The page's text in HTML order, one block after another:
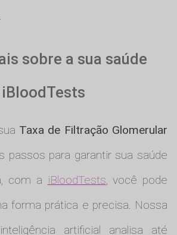
sobre a sua saúde
Taxa de Filtração Glomerular
passos para garantir sua saúde
com a iBloodTests, você pode
forma prática e precisa. Nossa
artificial analisa até